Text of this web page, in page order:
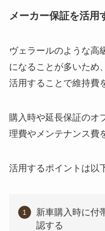
メーカー保証を活用
ヴェラールのような高
になることが多いため
活用することで維持費
購入時や延長保証のオ
理費やメンテナンス費
活用するポイントは以
新車購入時に付
認する